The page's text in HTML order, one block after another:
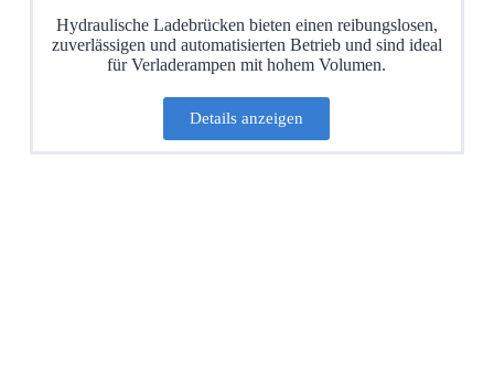
Hydraulische Ladebrücken bieten einen reibungslosen,
zuverlässigen und automatisierten Betrieb und sind ideal
für Verladerampen mit hohem Volumen.
Details anzeigen